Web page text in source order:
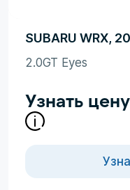
SUBARU WRX,
2.0GT Eyes
Узнать цену